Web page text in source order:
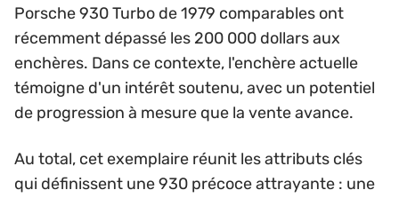
Porsche 930 Turbo de 1979 comparables ont
récemment dépassé les 200 000 dollars aux
enchères. Dans ce contexte, l'enchère actuelle
témoigne d'un intérêt soutenu, avec un potentiel
de progression à mesure que la vente avance.
Au total, cet exemplaire réunit les attributs clés
qui définissent une 930 précoce attrayante : une